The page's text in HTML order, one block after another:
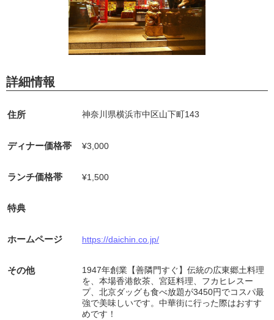
詳細情報
住所 神奈川県横浜市中区山下町143
ディナー価格帯 ¥3,000
ランチ価格帯 ¥1,500
特典
ホームページ https://daichin.co.jp/
その他
1947年創業【善隣門すぐ】伝統の広東郷土料理
を、本場香港飲茶、宮廷料理、フカヒレスー
プ、北京ダッグも食べ放題が3450円でコスパ最
強で美味しいです。中華街に行った際はおすす
めです！